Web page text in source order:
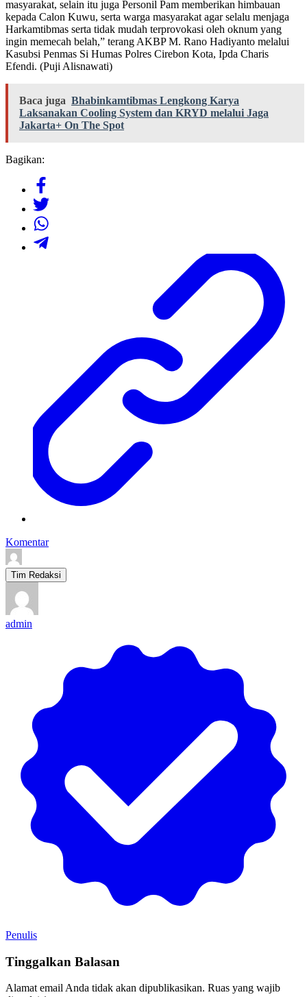
masyarakat, selain itu juga Personil Pam memberikan himbauan
kepada Calon Kuwu, serta warga masyarakat agar selalu menjaga
Harkamtibmas serta tidak mudah terprovokasi oleh oknum yang
ingin memecah belah,” terang AKBP M. Rano Hadiyanto melalui
Kasubsi Penmas Si Humas Polres Cirebon Kota, Ipda Charis
Efendi. (Puji Alisnawati)
Baca juga Bhabinkamtibmas Lengkong Karya
Laksanakan Cooling System dan KRYD melalui Jaga
Jakarta+ On The Spot
Bagikan:
Komentar
Tim Redaksi
admin
Penulis
Tinggalkan Balasan
Alamat email Anda tidak akan dipublikasikan. Ruas yang wajib